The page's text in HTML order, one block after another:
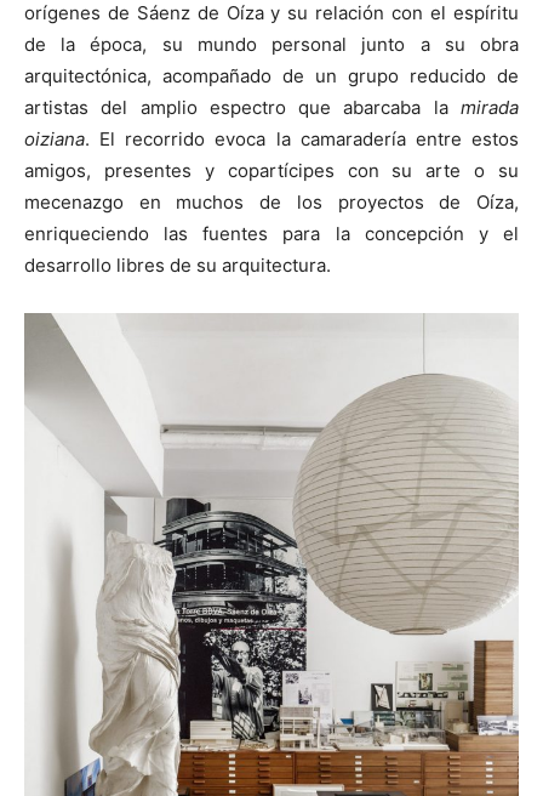
orígenes de Sáenz de Oíza y su relación con el espíritu
de la época, su mundo personal junto a su obra
arquitectónica, acompañado de un grupo reducido de
artistas del amplio espectro que abarcaba lamirada
oiziana. El recorrido evoca la camaradería entre estos
amigos, presentes y copartícipes con su arte o su
mecenazgo en muchos de los proyectos de Oíza,
enriqueciendo las fuentes para la concepción y el
desarrollo libres de su arquitectura.